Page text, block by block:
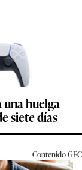
huelga
siete días
ContenidoGEC